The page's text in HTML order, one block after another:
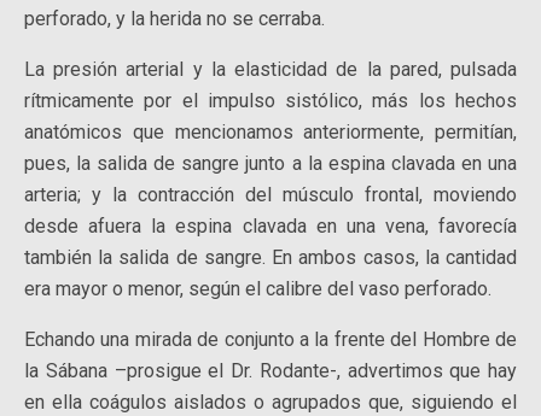
perforado, y la herida no se cerraba.
La presión arterial y la elasticidad de la pared, pulsada
rítmicamente por el impulso sistólico, más los hechos
anatómicos que mencionamos anteriormente, permitían,
pues, la salida de sangre junto a la espina clavada en una
arteria; y la contracción del músculo frontal, moviendo
desde afuera la espina clavada en una vena, favorecía
también la salida de sangre. En ambos casos, la cantidad
era mayor o menor, según el calibre del vaso perforado.
Echando una mirada de conjunto a la frente del Hombre de
la Sábana –prosigue el Dr. Rodante-, advertimos que hay
en ella coágulos aislados o agrupados que, siguiendo el